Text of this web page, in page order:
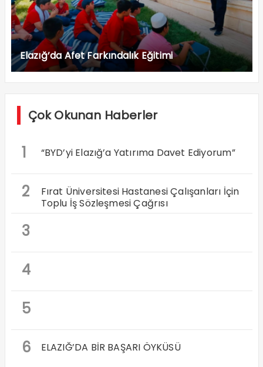
Elazığ’da Afet Farkındalık Eğitimi
Çok Okunan Haberler
1 “BYD’yi Elazığ’a Yatırıma Davet Ediyorum”
2
Fırat Üniversitesi Hastanesi Çalışanları İçin
Toplu İş Sözleşmesi Çağrısı
3
4
5
6
ELAZIĞ’DA BİR BAŞARI ÖYKÜSÜ